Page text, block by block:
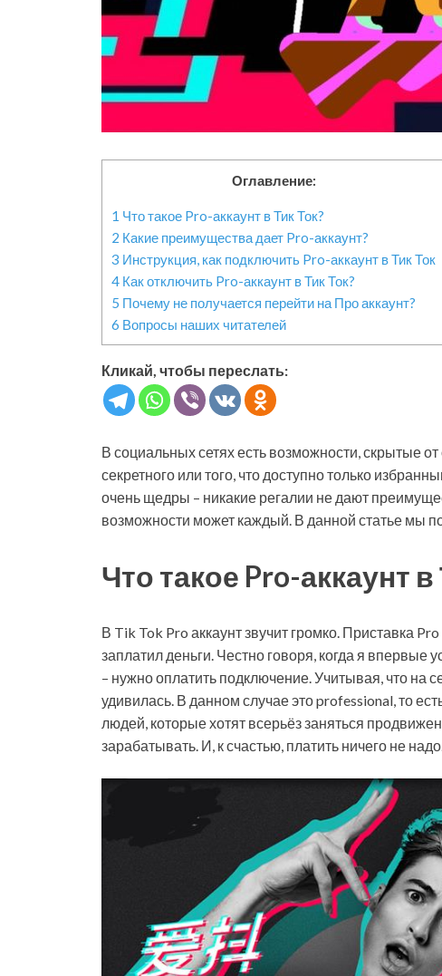
Оглавление:
1 Что такое Pro-аккаунт в Тик Ток?
2 Какие преимущества дает Pro-аккаунт?
3 Инструкция, как подключить Pro-аккаунт в Тик Ток
4 Как отключить Pro-аккаунт в Тик Ток?
5 Почему не получается перейти на Про аккаунт?
6 Вопросы наших читателей
Кликай, чтобы переслать:
В социальных сетях есть возможности, скрытые
секретного или того, что доступно только
очень щедры – никакие регалии не дают
возможности может каждый. В данной статье мы
Что такое Pro-аккаунт в
В Tik Tok Pro аккаунт звучит громко. Приставка
заплатил деньги. Честно говоря, когда я впервые
– нужно оплатить подключение. Учитывая, что на
удивилась. В данном случае это professional, то
людей, которые хотят всерьёз заняться
зарабатывать. И, к счастью, платить ничего не надо.